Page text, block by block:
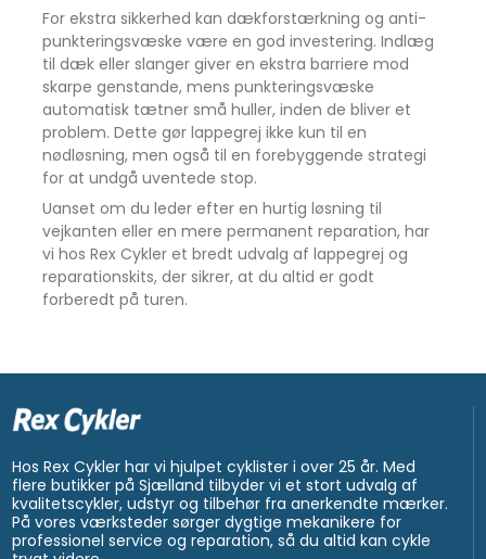
For ekstra sikkerhed kan dækforstærkning og anti-
punkteringsvæske være en god investering. Indlæg
til dæk eller slanger giver en ekstra barriere mod
skarpe genstande, mens punkteringsvæske
automatisk tætner små huller, inden de bliver et
problem. Dette gør lappegrej ikke kun til en
nødløsning, men også til en forebyggende strategi
for at undgå uventede stop.
Uanset om du leder efter en hurtig løsning til
vejkanten eller en mere permanent reparation, har
vi hos Rex Cykler et bredt udvalg af lappegrej og
reparationskits, der sikrer, at du altid er godt
forberedt på turen.
Hos Rex Cykler har vi hjulpet cyklister i over 25 år. Med
flere butikker på Sjælland tilbyder vi et stort udvalg af
kvalitetscykler, udstyr og tilbehør fra anerkendte mærker.
På vores værksteder sørger dygtige mekanikere for
professionel service og reparation, så du altid kan cykle